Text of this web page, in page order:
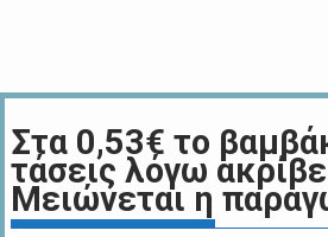
Στα 0,53€ το
τάσεις λόγω
Μειώνεται η